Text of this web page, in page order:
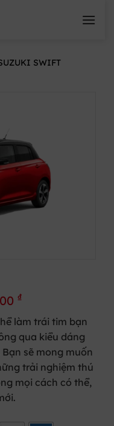
SWIFT
₫
làm trái tim bạn
qua kiểu dáng
sẽ mong muốn
trải nghiệm thú
mọi cách có thể,